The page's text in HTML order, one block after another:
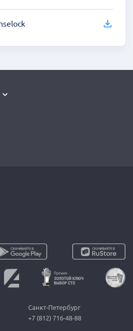
Санкт-Петербург
+7 (812) 716-48-88